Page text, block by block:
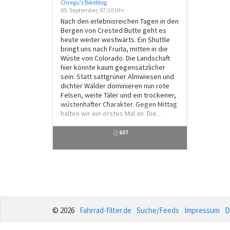
Chregu's Bikeblog
05. September, 07:20 Uhr
Nach den erlebnisreichen Tagen in den
Bergen von Crested Butte geht es
heute weiter westwärts. Ein Shuttle
bringt uns nach Fruita, mitten in die
Wüste von Colorado. Die Landschaft
hier könnte kaum gegensätzlicher
sein: Statt sattgrüner Almwiesen und
dichter Wälder dominieren nun rote
Felsen, weite Täler und ein trockener,
wüstenhafter Charakter. Gegen Mittag
halten wir ein erstes Mal an. Die...
607
© 2026 Fahrrad-filter.de Suche/Feeds Impressum